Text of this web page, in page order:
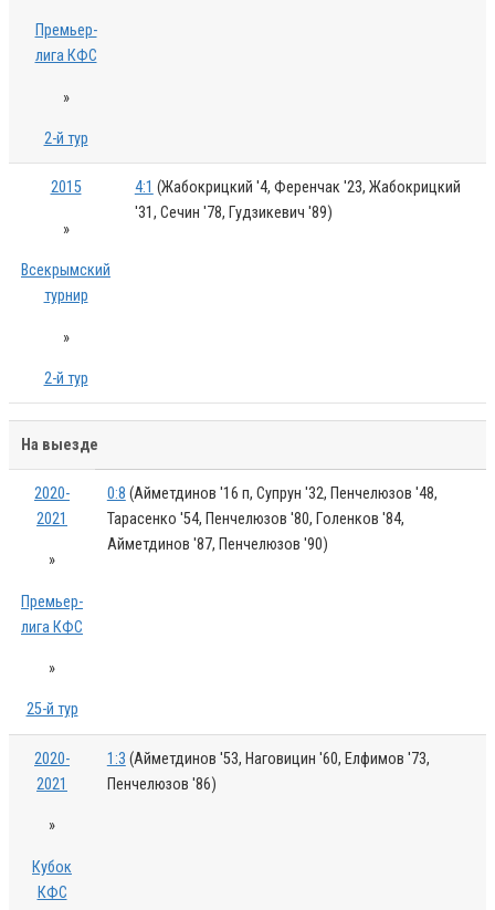
Премьер-
лига КФС
»
2-й тур
2015
»
Всекрымский
турнир
»
2-й тур
4:1 (Жабокрицкий '4, Ференчак '23, Жабокрицкий
'31, Сечин '78, Гудзикевич '89)
На выезде
2020-
2021
»
Премьер-
лига КФС
»
25-й тур
0:8 (Айметдинов '16 п, Супрун '32, Пенчелюзов '48,
Тарасенко '54, Пенчелюзов '80, Голенков '84,
Айметдинов '87, Пенчелюзов '90)
2020-
2021
»
Кубок
КФС
1:3 (Айметдинов '53, Наговицин '60, Елфимов '73,
Пенчелюзов '86)